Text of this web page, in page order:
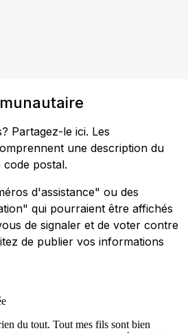
Partagez-le ici. Les
une description du
postal.
d'assistance" ou des
qui pourraient être affichés
de signaler et de voter contre
de publier vos informations